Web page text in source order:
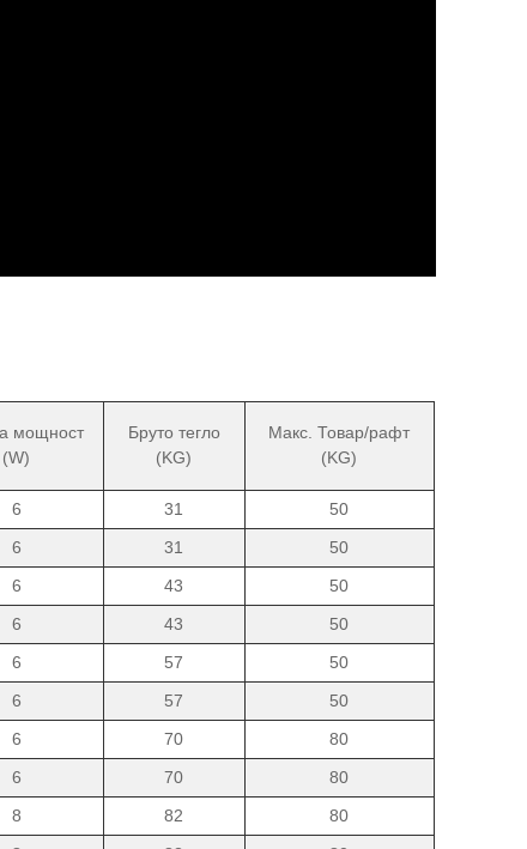
мощност
(W)
Бруто тегло
(KG)
Макс. Товар/рафт
(KG)
6 31
50
6 31
50
6 43
50
6 43
50
6 57
50
6 57
50
6 70
80
6 70
80
8 82
80